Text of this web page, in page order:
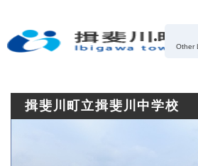
の
Other
揖斐川町立揖斐川中学校